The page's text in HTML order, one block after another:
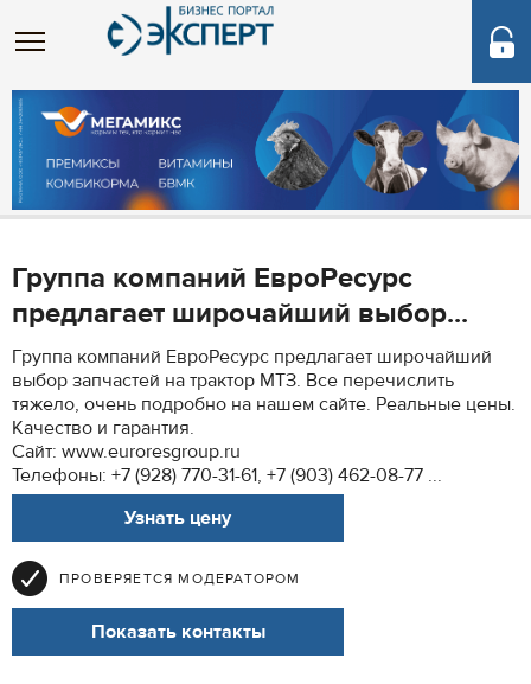
Группа компаний ЕвроРесурс
предлагает широчайший выбор...
Группа компаний ЕвроРесурс предлагает широчайший
выбор запчастей на трактор МТЗ. Все перечислить
тяжело, очень подробно на нашем сайте. Реальные цены.
Качество и гарантия.
Сайт: www.euroresgroup.ru
Телефоны: +7 (928) 770-31-61, +7 (903) 462-08-77 ...
Узнать цену
ПРОВЕРЯЕТСЯ МОДЕРАТОРОМ
Показать контакты